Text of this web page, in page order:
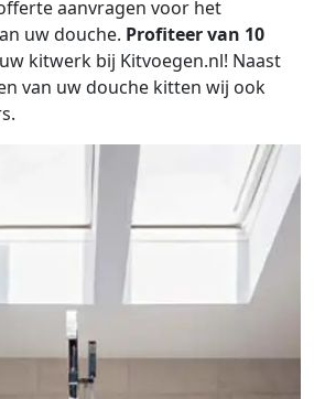
aanvragen voor het
uw douche. Profiteer van 10
kitwerk bij Kitvoegen.nl! Naast
van uw douche kitten wij ook